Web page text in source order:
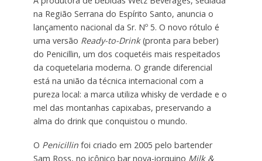
na Região Serrana do Espírito Santo, anuncia o
lançamento nacional da Sr. Nº 5. O novo rótulo é
uma versão Ready-to-Drink(pronta para beber)
do Penicillin, um dos coquetéis mais respeitados
da coquetelaria moderna. O grande diferencial
está na união da técnica internacional com a
pureza local: a marca utiliza whisky de verdade e o
mel das montanhas capixabas, preservando a
alma do drink que conquistou o mundo.
O Penicillinfoi criado em 2005 pelo bartender
Sam Ross, no icônico bar nova-iorquino Milk &